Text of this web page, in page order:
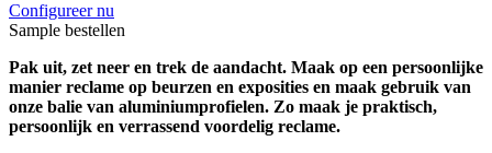
Configureer nu
Sample bestellen
Pak uit, zet neer en trek de aandacht. Maak op een persoonlijke
manier reclame op beurzen en exposities en maak gebruik van
onze balie van aluminiumprofielen. Zo maak je praktisch,
persoonlijk en verrassend voordelig reclame.